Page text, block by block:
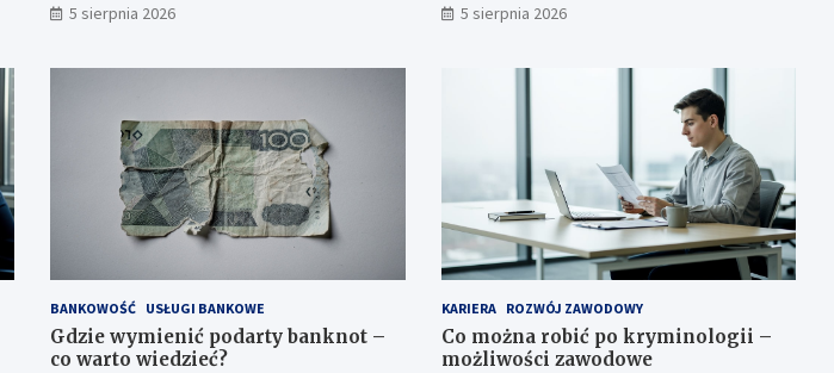
5 sierpnia 2026 5 sierpnia 2026
BANKOWOŚĆ USŁUGI BANKOWE
Gdzie wymienić podarty banknot –
co warto wiedzieć?
KARIERA ROZWÓJ ZAWODOWY
Co można robić po kryminologii –
możliwości zawodowe